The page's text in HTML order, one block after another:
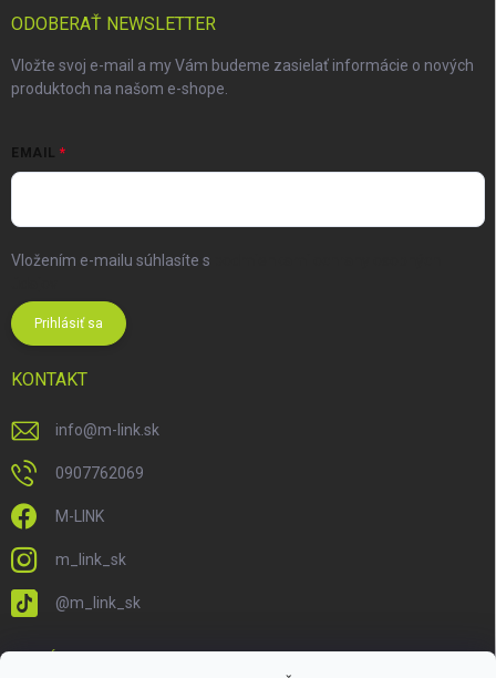
ODOBERAŤ NEWSLETTER
Vložte svoj e-mail a my Vám budeme zasielať informácie o nových
produktoch na našom e-shope.
EMAIL
Vložením e-mailu súhlasíte s
Prihlásiť sa
KONTAKT
info@m-link.sk
0907762069
M-LINK
m_link_sk
@m_link_sk